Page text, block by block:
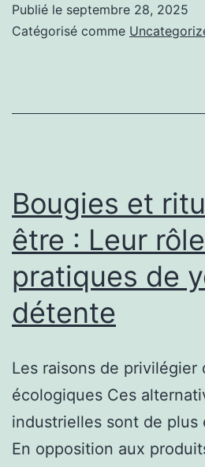
:
une
pièce
Publié le septembre 28, 2025
Catégorisé comme
Bougies et
être : Leur
pratiques de
détente
Les raisons de privilégier
écologiques Ces
industrielles sont de plus
En opposition aux